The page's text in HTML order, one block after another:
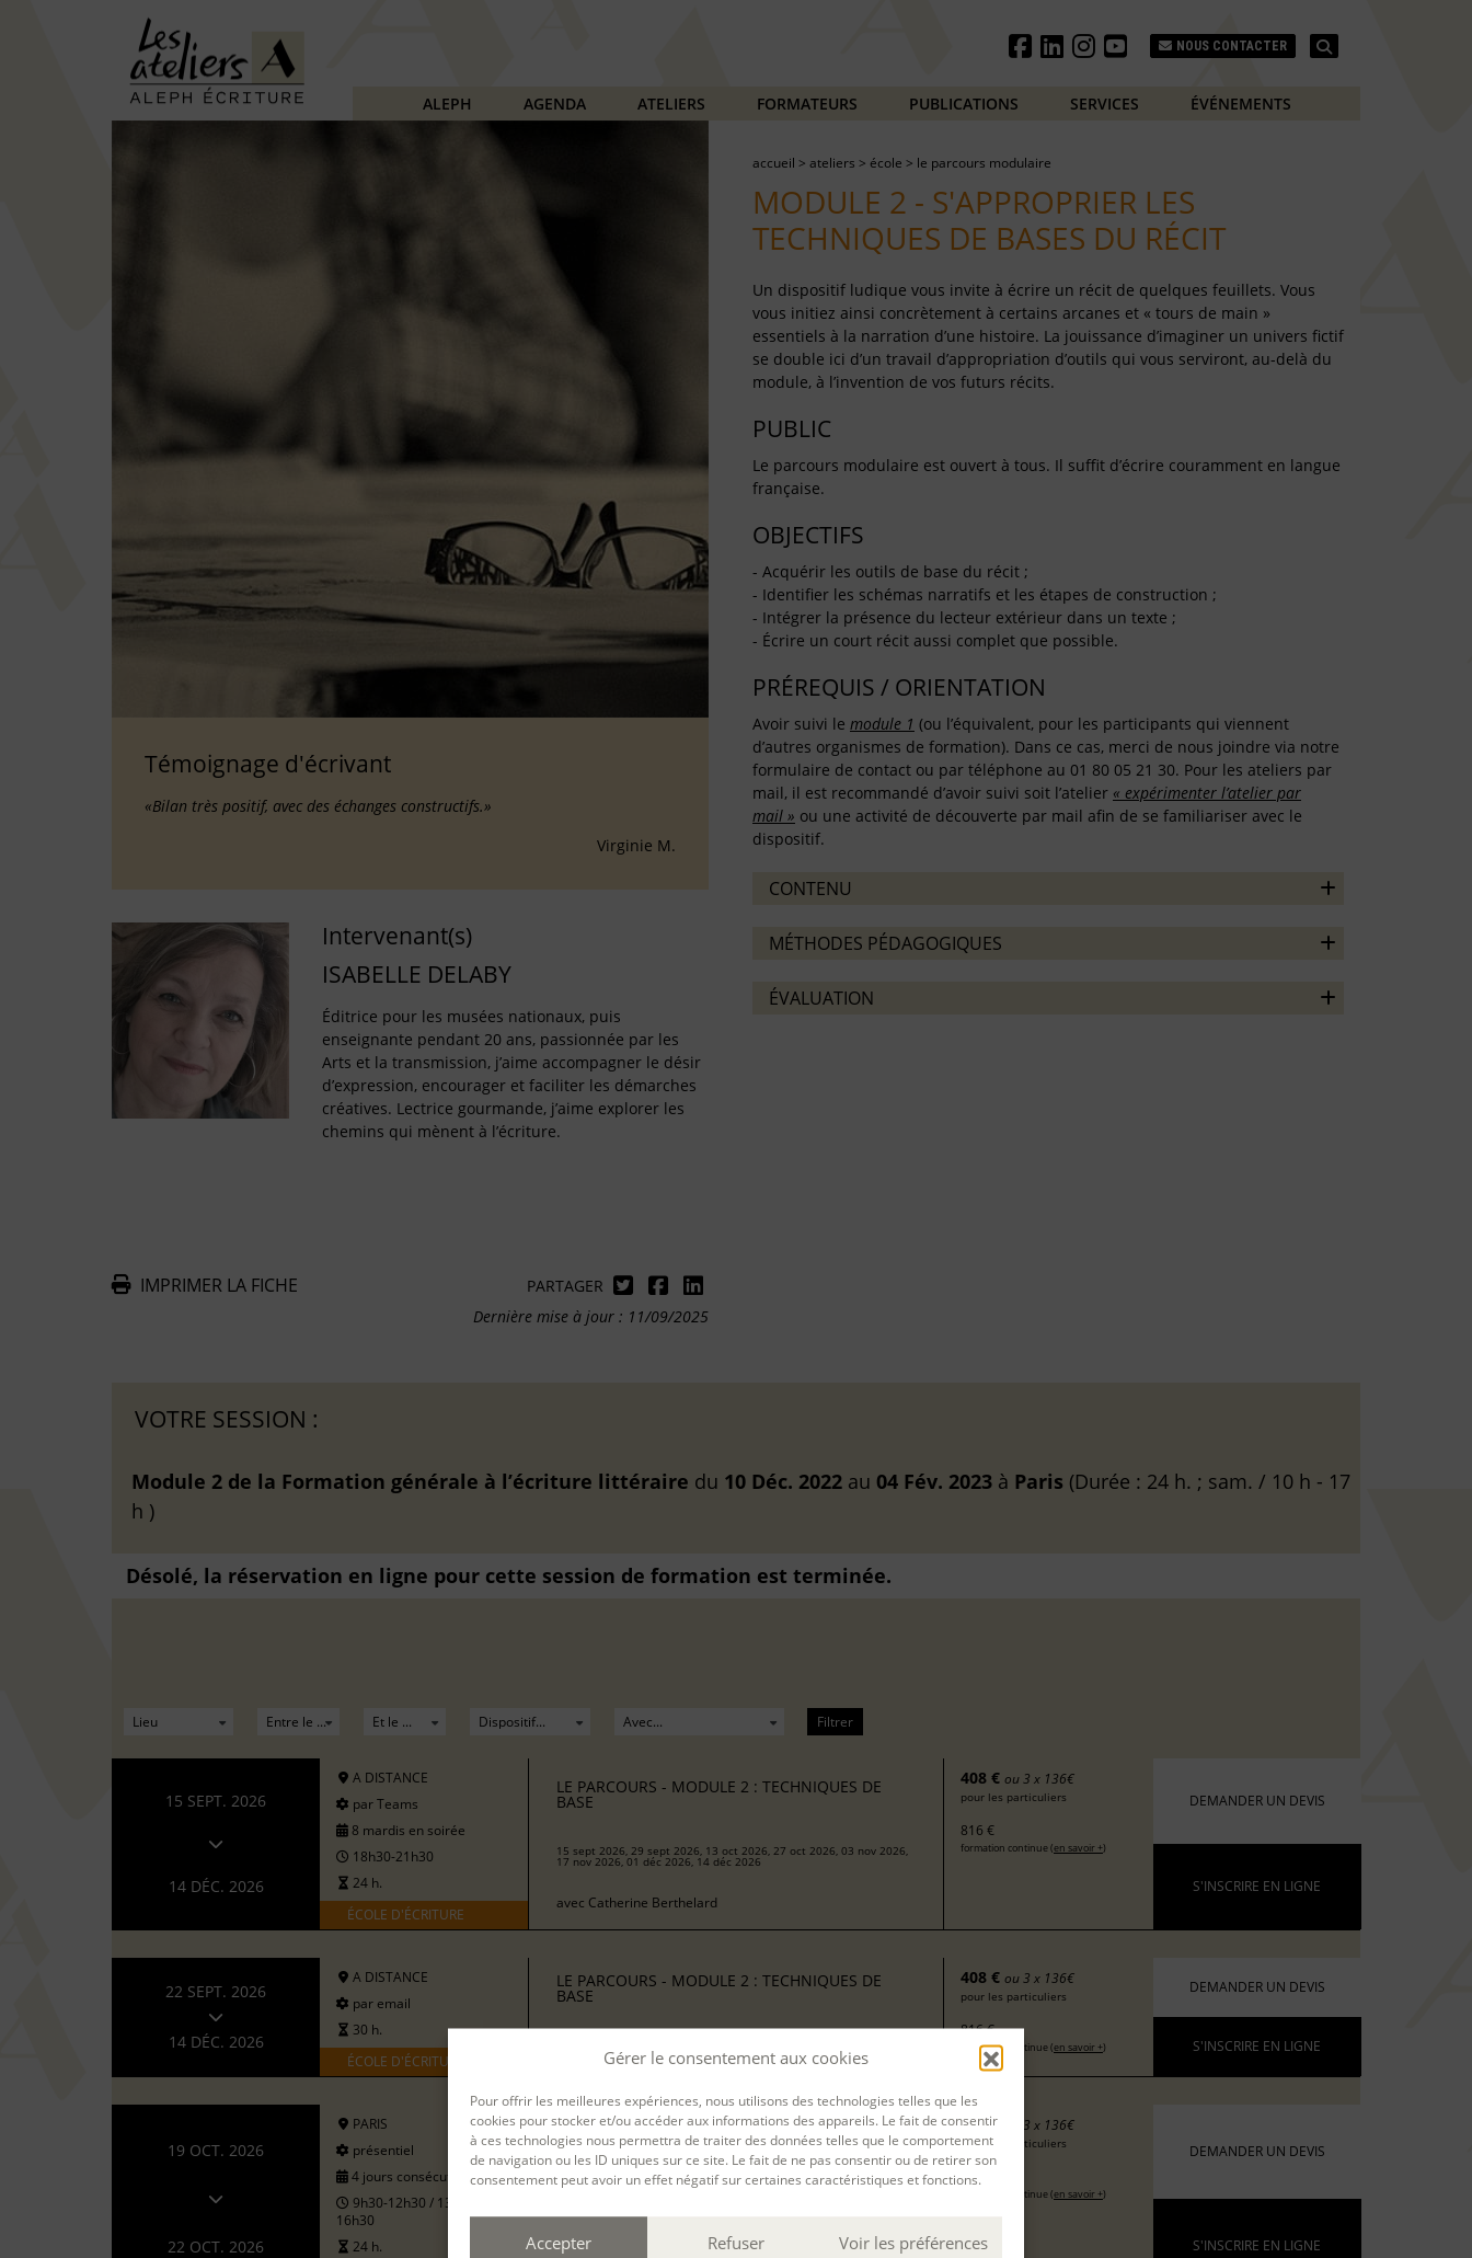
Gérer le consentement aux cookies
Pour offrir les meilleures expériences, nous utilisons des technologies telles que les
cookies pour stocker et/ou accéder aux informations des appareils. Le fait de consentir
à ces technologies nous permettra de traiter des données telles que le comportement
de navigation ou les ID uniques sur ce site. Le fait de ne pas consentir ou de retirer son
consentement peut avoir un effet négatif sur certaines caractéristiques et fonctions.
Accepter Refuser Voir les préférences
NOUS CONTACTER
ALEPH AGENDA ATELIERS FORMATEURS PUBLICATIONS SERVICES ÉVÉNEMENTS
Témoignage d'écrivant
«Bilan très positif, avec des échanges constructifs.»
Virginie M.
Intervenant(s)
ISABELLE DELABY
Éditrice pour les musées nationaux, puis
enseignante pendant 20 ans, passionnée par les
Arts et la transmission, j’aime accompagner le désir
d’expression, encourager et faciliter les démarches
créatives. Lectrice gourmande, j’aime explorer les
chemins qui mènent à l’écriture.
IMPRIMER LA FICHE
PARTAGER
Dernière mise à jour : 11/09/2025
accueil > ateliers > école > le parcours modulaire
MODULE 2 - S'APPROPRIER LES
TECHNIQUES DE BASES DU RÉCIT
Un dispositif ludique vous invite à écrire un récit de quelques feuillets. Vous
vous initiez ainsi concrètement à certains arcanes et « tours de main »
essentiels à la narration d’une histoire. La jouissance d’imaginer un univers fictif
se double ici d’un travail d’appropriation d’outils qui vous serviront, au-delà du
module, à l’invention de vos futurs récits.
PUBLIC
Le parcours modulaire est ouvert à tous. Il suffit d’écrire couramment en langue
française.
OBJECTIFS
- Acquérir les outils de base du récit ;
- Identifier les schémas narratifs et les étapes de construction ;
- Intégrer la présence du lecteur extérieur dans un texte ;
- Écrire un court récit aussi complet que possible.
PRÉREQUIS / ORIENTATION
Avoir suivi le module 1 (ou l’équivalent, pour les participants qui viennent
d’autres organismes de formation). Dans ce cas, merci de nous joindre via notre
formulaire de contact ou par téléphone au 01 80 05 21 30. Pour les ateliers par
mail, il est recommandé d’avoir suivi soit l’atelier « expérimenter l’atelier par
mail » ou une activité de découverte par mail afin de se familiariser avec le
dispositif.
CONTENU
MÉTHODES PÉDAGOGIQUES
ÉVALUATION
VOTRE SESSION :
Module 2 de la Formation générale à l’écriture littéraire du 10 Déc. 2022 au 04 Fév. 2023 à Paris (Durée : 24 h. ; sam. / 10 h - 17
h )
Désolé, la réservation en ligne pour cette session de formation est terminée.
Filtrer
15 SEPT. 2026
14 DÉC. 2026
A DISTANCE
par Teams
8 mardis en soirée
18h30-21h30
24 h.
ÉCOLE D'ÉCRITURE
LE PARCOURS - MODULE 2 : TECHNIQUES DE
BASE
15 sept 2026, 29 sept 2026, 13 oct 2026, 27 oct 2026, 03 nov 2026,
17 nov 2026, 01 déc 2026, 14 déc 2026
avec Catherine Berthelard
408 € ou 3 x 136€
pour les particuliers
816 €
formation continue (en savoir +)
DEMANDER UN DEVIS
S'INSCRIRE EN LIGNE
22 SEPT. 2026
14 DÉC. 2026
A DISTANCE
par email
30 h.
ÉCOLE D'ÉCRITURE
LE PARCOURS - MODULE 2 : TECHNIQUES DE
BASE
Isabelle Agert, Isabelle Rossignol
408 € ou 3 x 136€
pour les particuliers
816 €
formation continue (en savoir +)
DEMANDER UN DEVIS
S'INSCRIRE EN LIGNE
19 OCT. 2026
22 OCT. 2026
PARIS
présentiel
4 jours consécutifs
9h30-12h30 / 13h30-
16h30
24 h.
LE PARCOURS - MODULE 2 : TECHNIQUES DE
BASE
408 € ou 3 x 136€
pour les particuliers
816 €
formation continue (en savoir +)
DEMANDER UN DEVIS
S'INSCRIRE EN LIGNE